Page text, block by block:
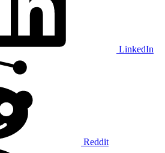
LinkedIn
Reddit